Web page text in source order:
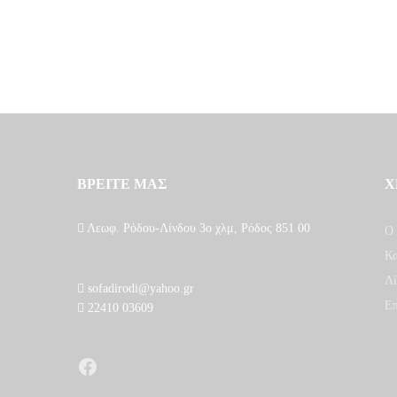
ΒΡΕΙΤΕ ΜΑΣ
Λεωφ. Ρόδου-Λίνδου 3ο χλμ, Ρόδος 851 00
sofadirodi@yahoo.gr
22410 03609
Facebook
Ο